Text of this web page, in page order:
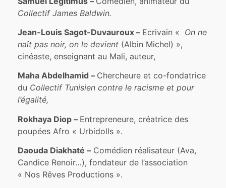
Collectif James Baldwin.
Jean-Louis Sagot-Duvauroux – Ecrivain « On ne
naît pas noir, on le devient (Albin Michel) »,
cinéaste, enseignant au Mali, auteur,
Maha Abdelhamid – Chercheure et co-fondatrice
du Collectif Tunisien contre le racisme et pour
l’égalité,
Rokhaya Diop – Entrepreneure, créatrice des
poupées Afro « Urbidolls ».
Daouda Diakhaté – Comédien réalisateur (Ava,
Candice Renoir…), fondateur de l’association
« Nos Rêves Productions ».